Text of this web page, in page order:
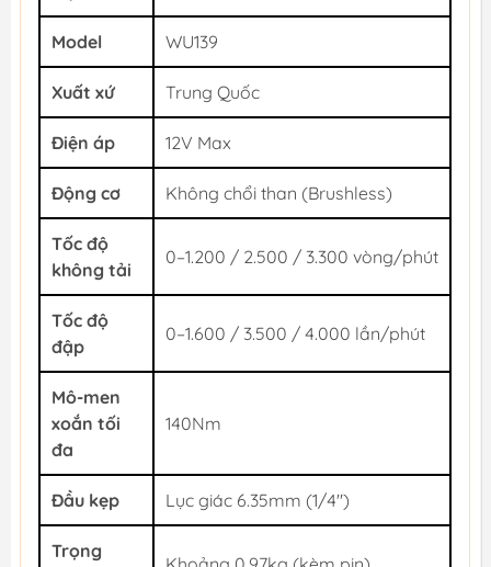
Model WU139
Xuất xứ Trung Quốc
Điện áp 12V Max
Động cơ Không chổi than (Brushless)
Tốc độ
không tải
0–1.200 / 2.500 / 3.300 vòng/phút
Tốc độ
đập
0–1.600 / 3.500 / 4.000 lần/phút
Mô-men
xoắn tối
đa
140Nm
Đầu kẹp Lục giác 6.35mm (1/4")
Trọng